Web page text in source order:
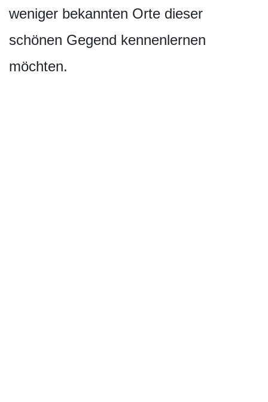
weniger bekannten Orte dieser
schönen Gegend kennenlernen
möchten.